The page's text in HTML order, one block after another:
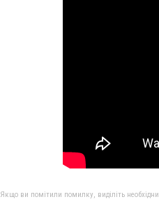
Якщо ви помітили помилку, виділіть